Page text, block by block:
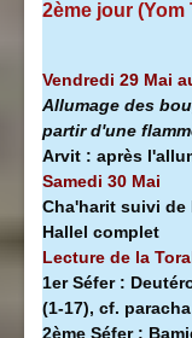
2ème jour (Yom
Vendredi 29 Mai
Allumage des
partir d'une
Arvit : après
Samedi 30 Mai
Cha'harit suivi de
Hallel complet
Lecture de la
1er Séfer :
(1-17), cf.
2ème Séfer :